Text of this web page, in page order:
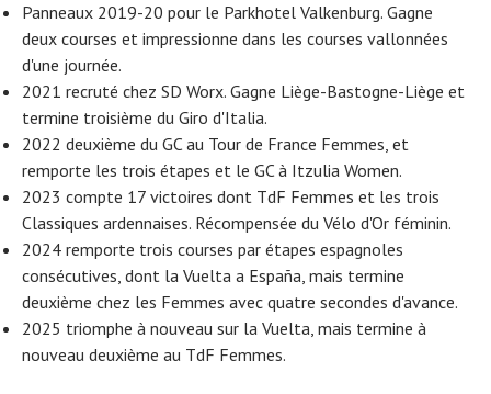
Panneaux 2019-20 pour le Parkhotel Valkenburg. Gagne
deux courses et impressionne dans les courses vallonnées
d'une journée.
2021 recruté chez SD Worx. Gagne Liège-Bastogne-Liège et
termine troisième du Giro d'Italia.
2022 deuxième du GC au Tour de France Femmes, et
remporte les trois étapes et le GC à Itzulia Women.
2023 compte 17 victoires dont TdF Femmes et les trois
Classiques ardennaises. Récompensée du Vélo d'Or féminin.
2024 remporte trois courses par étapes espagnoles
consécutives, dont la Vuelta a España, mais termine
deuxième chez les Femmes avec quatre secondes d'avance.
2025 triomphe à nouveau sur la Vuelta, mais termine à
nouveau deuxième au TdF Femmes.